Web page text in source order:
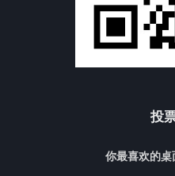
投
你最喜欢的桌